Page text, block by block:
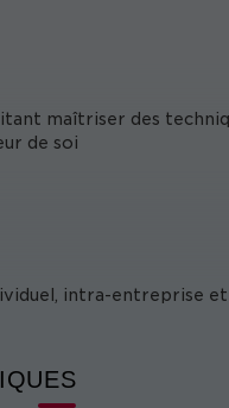
maîtriser des
de soi
intra-entreprise et